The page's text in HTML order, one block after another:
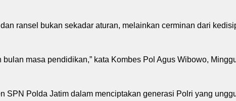
ransel bukan sekadar aturan, melainkan cerminan dari
masa pendidikan,” kata Kombes Pol Agus Wibowo,
Polda Jatim dalam menciptakan generasi Polri yang